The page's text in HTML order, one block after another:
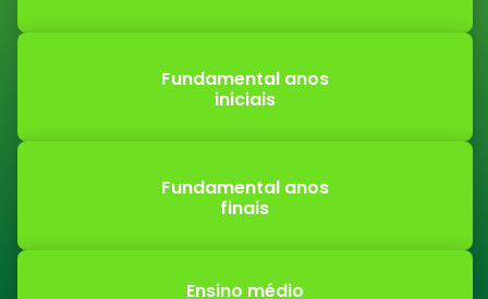
Fundamental anos
iniciais
Fundamental anos
finais
Ensino médio